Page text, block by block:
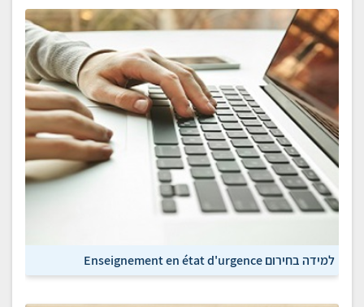
למידה בחירום Enseignement en état d'urgence